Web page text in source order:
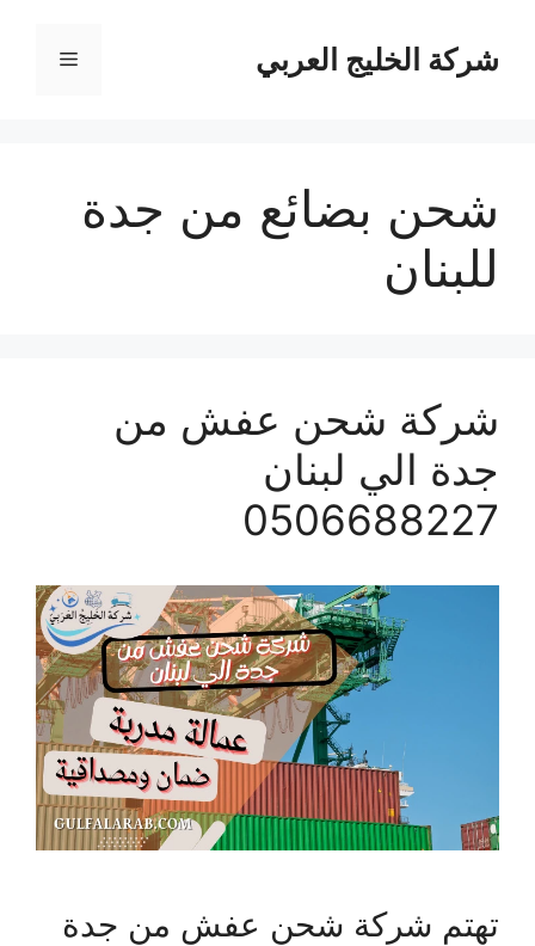
المحتوىشركة الخليج العربي القائمة
شحن بضائع من جدة
للبنان
شركة شحن عفش من
جدة الي لبنان
0506688227
تهتم شركة شحن عفش من جدة